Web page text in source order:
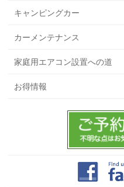
キャンピングカー
カーメンテナンス
家庭用エアコン設置への道
お得情報